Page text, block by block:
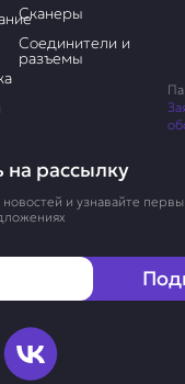
рассылку
новостей и узнавайте
Сканеры
Соединители и
разъемы